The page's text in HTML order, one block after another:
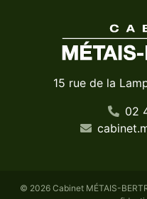
15 rue de la
02
cabinet.
© 2026 Cabinet MÉTAIS-